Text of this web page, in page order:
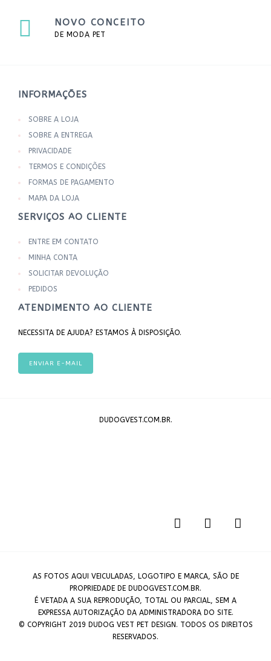
NOVO CONCEITO
DE MODA PET
INFORMAÇÕES
SOBRE A LOJA
SOBRE A ENTREGA
PRIVACIDADE
TERMOS E CONDIÇÕES
FORMAS DE PAGAMENTO
MAPA DA LOJA
SERVIÇOS AO CLIENTE
ENTRE EM CONTATO
MINHA CONTA
SOLICITAR DEVOLUÇÃO
PEDIDOS
ATENDIMENTO AO CLIENTE
NECESSITA DE AJUDA? ESTAMOS À DISPOSIÇÃO.
ENVIAR E-MAIL
DUDOGVEST.COM.BR.
AS FOTOS AQUI VEICULADAS, LOGOTIPO E MARCA, SÃO DE
PROPRIEDADE DE DUDOGVEST.COM.BR.
É VETADA A SUA REPRODUÇÃO, TOTAL OU PARCIAL, SEM A
EXPRESSA AUTORIZAÇÃO DA ADMINISTRADORA DO SITE.
© COPYRIGHT 2019 DUDOG VEST PET DESIGN. TODOS OS DIREITOS
RESERVADOS.